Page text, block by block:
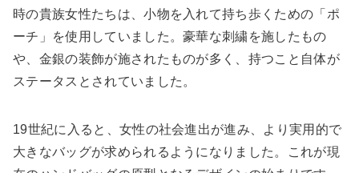
時の貴族女性たちは、小物を入れて持ち歩くための「ポ
ーチ」を使用していました。豪華な刺繍を施したもの
や、金銀の装飾が施されたものが多く、持つこと自体が
ステータスとされていました。
19世紀に入ると、女性の社会進出が進み、より実用的で
大きなバッグが求められるようになりました。これが現